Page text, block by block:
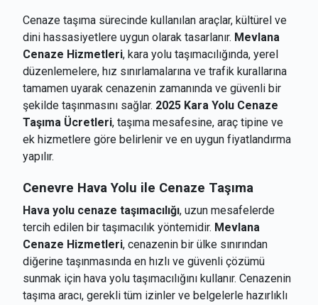
Cenaze taşıma sürecinde kullanılan araçlar, kültürel ve
dini hassasiyetlere uygun olarak tasarlanır. Mevlana
Cenaze Hizmetleri, kara yolu taşımacılığında, yerel
düzenlemelere, hız sınırlamalarına ve trafik kurallarına
tamamen uyarak cenazenin zamanında ve güvenli bir
şekilde taşınmasını sağlar. 2025 Kara Yolu Cenaze
Taşıma Ücretleri, taşıma mesafesine, araç tipine ve
ek hizmetlere göre belirlenir ve en uygun fiyatlandırma
yapılır.
Cenevre Hava Yolu ile Cenaze Taşıma
Hava yolu cenaze taşımacılığı, uzun mesafelerde
tercih edilen bir taşımacılık yöntemidir. Mevlana
Cenaze Hizmetleri, cenazenin bir ülke sınırından
diğerine taşınmasında en hızlı ve güvenli çözümü
sunmak için hava yolu taşımacılığını kullanır. Cenazenin
taşıma aracı, gerekli tüm izinler ve belgelerle hazırlıklı